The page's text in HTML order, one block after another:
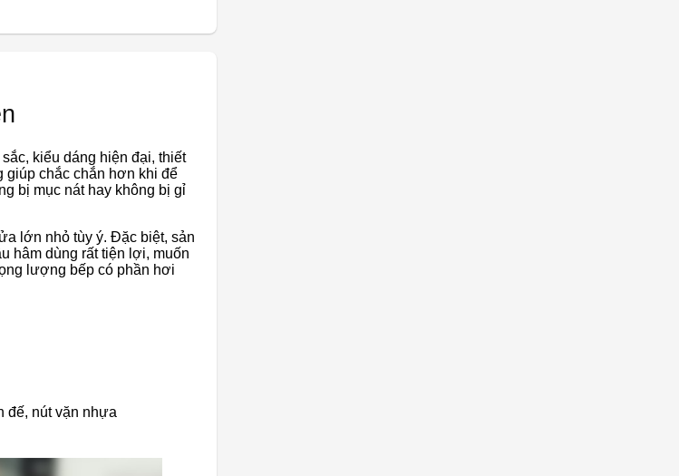
sắc, kiểu dáng hiện đại, thiết
giúp chắc chắn hơn khi để
bị mục nát hay không bị gỉ
lớn nhỏ tùy ý. Đặc biệt, sản
hâm dùng rất tiện lợi, muốn
lượng bếp có phần hơi
đế, nút vặn nhựa